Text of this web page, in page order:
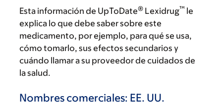
Esta información de UpToDate® Lexidrug™ le
explica lo que debe saber sobre este
medicamento, por ejemplo, para qué se usa,
cómo tomarlo, sus efectos secundarios y
cuándo llamar a su proveedor de cuidados de
la salud.
Nombres comerciales: EE. UU.